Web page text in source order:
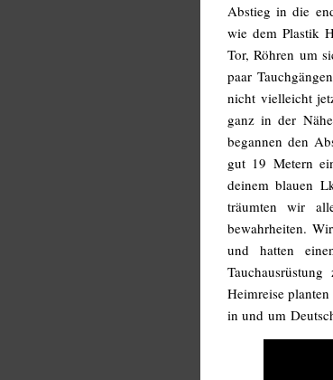
Abstieg in die
wie dem Plastik
Tor, Röhren um
paar
nicht vielleicht
ganz in der
begannen den
gut 19 Metern
deinem blauen
träumten wir
bewahrheiten.
und hatten
Heimreise
in und um